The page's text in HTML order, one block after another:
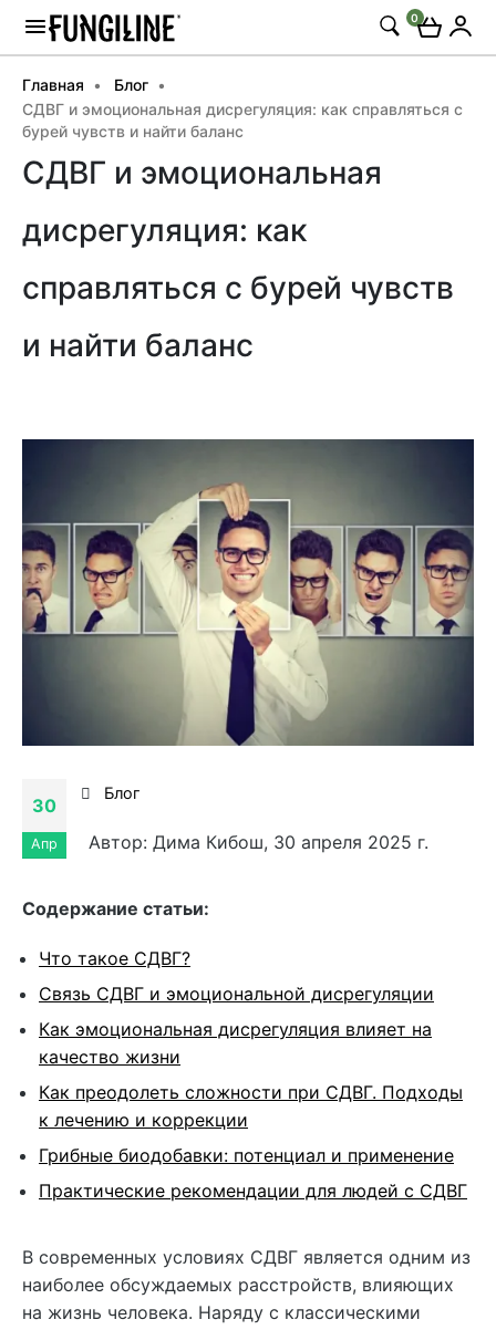
0
Главная
Блог
СДВГ и эмоциональная дисрегуляция: как справляться с
бурей чувств и найти баланс
СДВГ и эмоциональная
дисрегуляция: как
справляться с бурей чувств
и найти баланс
30
Апр
Блог
Автор: Дима Кибош, 30 апреля 2025 г.
Cодержание статьи:
Что такое СДВГ?
Связь СДВГ и эмоциональной дисрегуляции
Как эмоциональная дисрегуляция влияет на
качество жизни
Как преодолеть сложности при СДВГ. Подходы
к лечению и коррекции
Грибные биодобавки: потенциал и применение
Практические рекомендации для людей с СДВГ
В современных условиях СДВГ является одним из
наиболее обсуждаемых расстройств, влияющих
на жизнь человека. Наряду с классическими